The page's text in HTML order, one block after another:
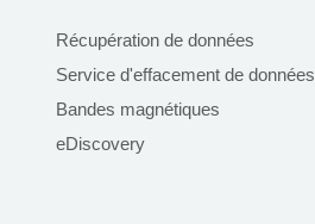
Récupération de données
Service d'effacement de données
Bandes magnétiques
eDiscovery